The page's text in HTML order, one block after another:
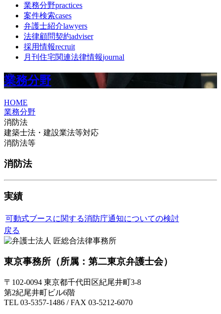
業務分野practices
案件検索cases
弁護士紹介lawyers
法律顧問契約adviser
採用情報recruit
月刊住宅関連法律情報journal
業務分野
HOME
業務分野
消防法
建築士法・建設業法等対応
消防法等
消防法
実績
可動式ブースに関する消防庁通知についての検討
戻る
東京事務所 （所属：第二東京弁護士会）
〒102-0094 東京都千代田区紀尾井町3-8
第2紀尾井町ビル6階
TEL 03-5357-1486 / FAX 03-5212-6070